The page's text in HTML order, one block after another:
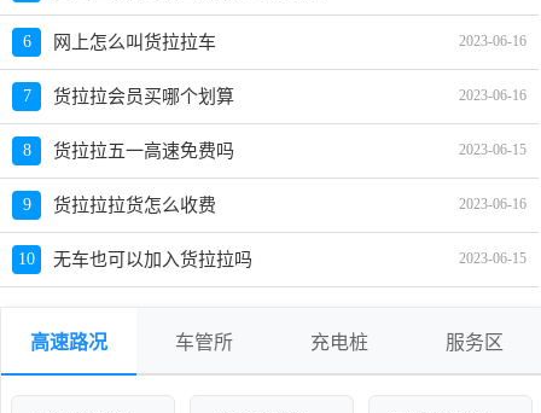
6 网上怎么叫货拉拉车 2023-06-16
7 货拉拉会员买哪个划算 2023-06-16
8 货拉拉五一高速免费吗 2023-06-15
9 货拉拉拉货怎么收费 2023-06-16
10 无车也可以加入货拉拉吗 2023-06-15
高速路况 车管所 充电桩 服务区